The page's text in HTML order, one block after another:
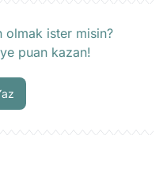
olmak ister misin?
puan kazan!